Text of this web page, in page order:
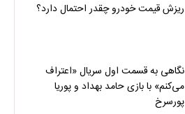
ریزش قیمت خودرو چقدر احتمال دارد؟
نگاهی به قسمت اول سریال «اعتراف
می‌کنم» با بازی حامد بهداد و پوریا
پورسرخ